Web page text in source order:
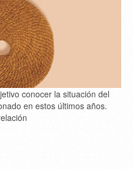
conocer la situación del
en estos últimos años.